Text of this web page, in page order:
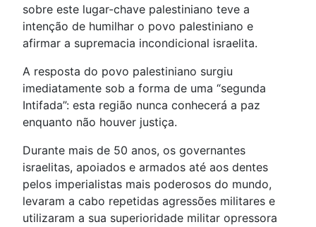
sobre este lugar-chave palestiniano teve a
intenção de humilhar o povo palestiniano e
afirmar a supremacia incondicional israelita.
A resposta do povo palestiniano surgiu
imediatamente sob a forma de uma “segunda
Intifada”: esta região nunca conhecerá a paz
enquanto não houver justiça.
Durante mais de 50 anos, os governantes
israelitas, apoiados e armados até aos dentes
pelos imperialistas mais poderosos do mundo,
levaram a cabo repetidas agressões militares e
utilizaram a sua superioridade militar opressora